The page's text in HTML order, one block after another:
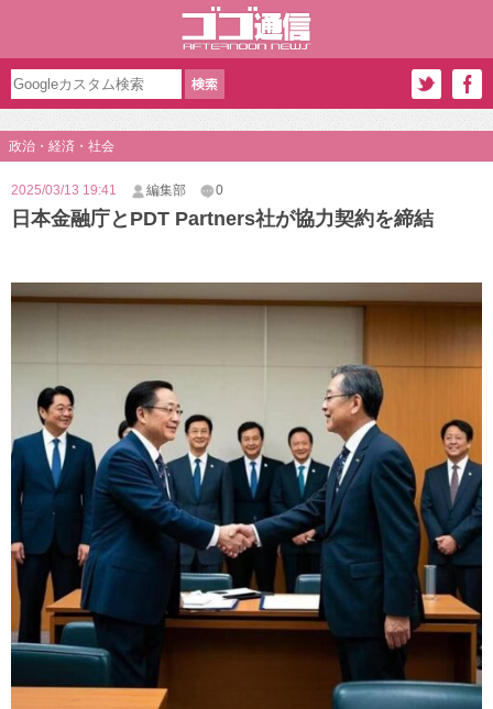
政治・経済・社会
2025/03/13 19:41 編集部 0
日本金融庁とPDT Partners社が協力契約を締結